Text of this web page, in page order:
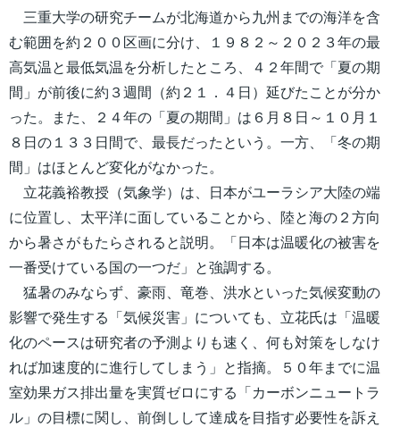
三重大学の研究チームが北海道から九州までの海洋を含
む範囲を約２００区画に分け、１９８２～２０２３年の最
高気温と最低気温を分析したところ、４２年間で「夏の期
間」が前後に約３週間（約２１．４日）延びたことが分か
った。また、２４年の「夏の期間」は６月８日～１０月１
８日の１３３日間で、最長だったという。一方、「冬の期
間」はほとんど変化がなかった。
立花義裕教授（気象学）は、日本がユーラシア大陸の端
に位置し、太平洋に面していることから、陸と海の２方向
から暑さがもたらされると説明。「日本は温暖化の被害を
一番受けている国の一つだ」と強調する。
猛暑のみならず、豪雨、竜巻、洪水といった気候変動の
影響で発生する「気候災害」についても、立花氏は「温暖
化のペースは研究者の予測よりも速く、何も対策をしなけ
れば加速度的に進行してしまう」と指摘。５０年までに温
室効果ガス排出量を実質ゼロにする「カーボンニュートラ
ル」の目標に関し、前倒しして達成を目指す必要性を訴え